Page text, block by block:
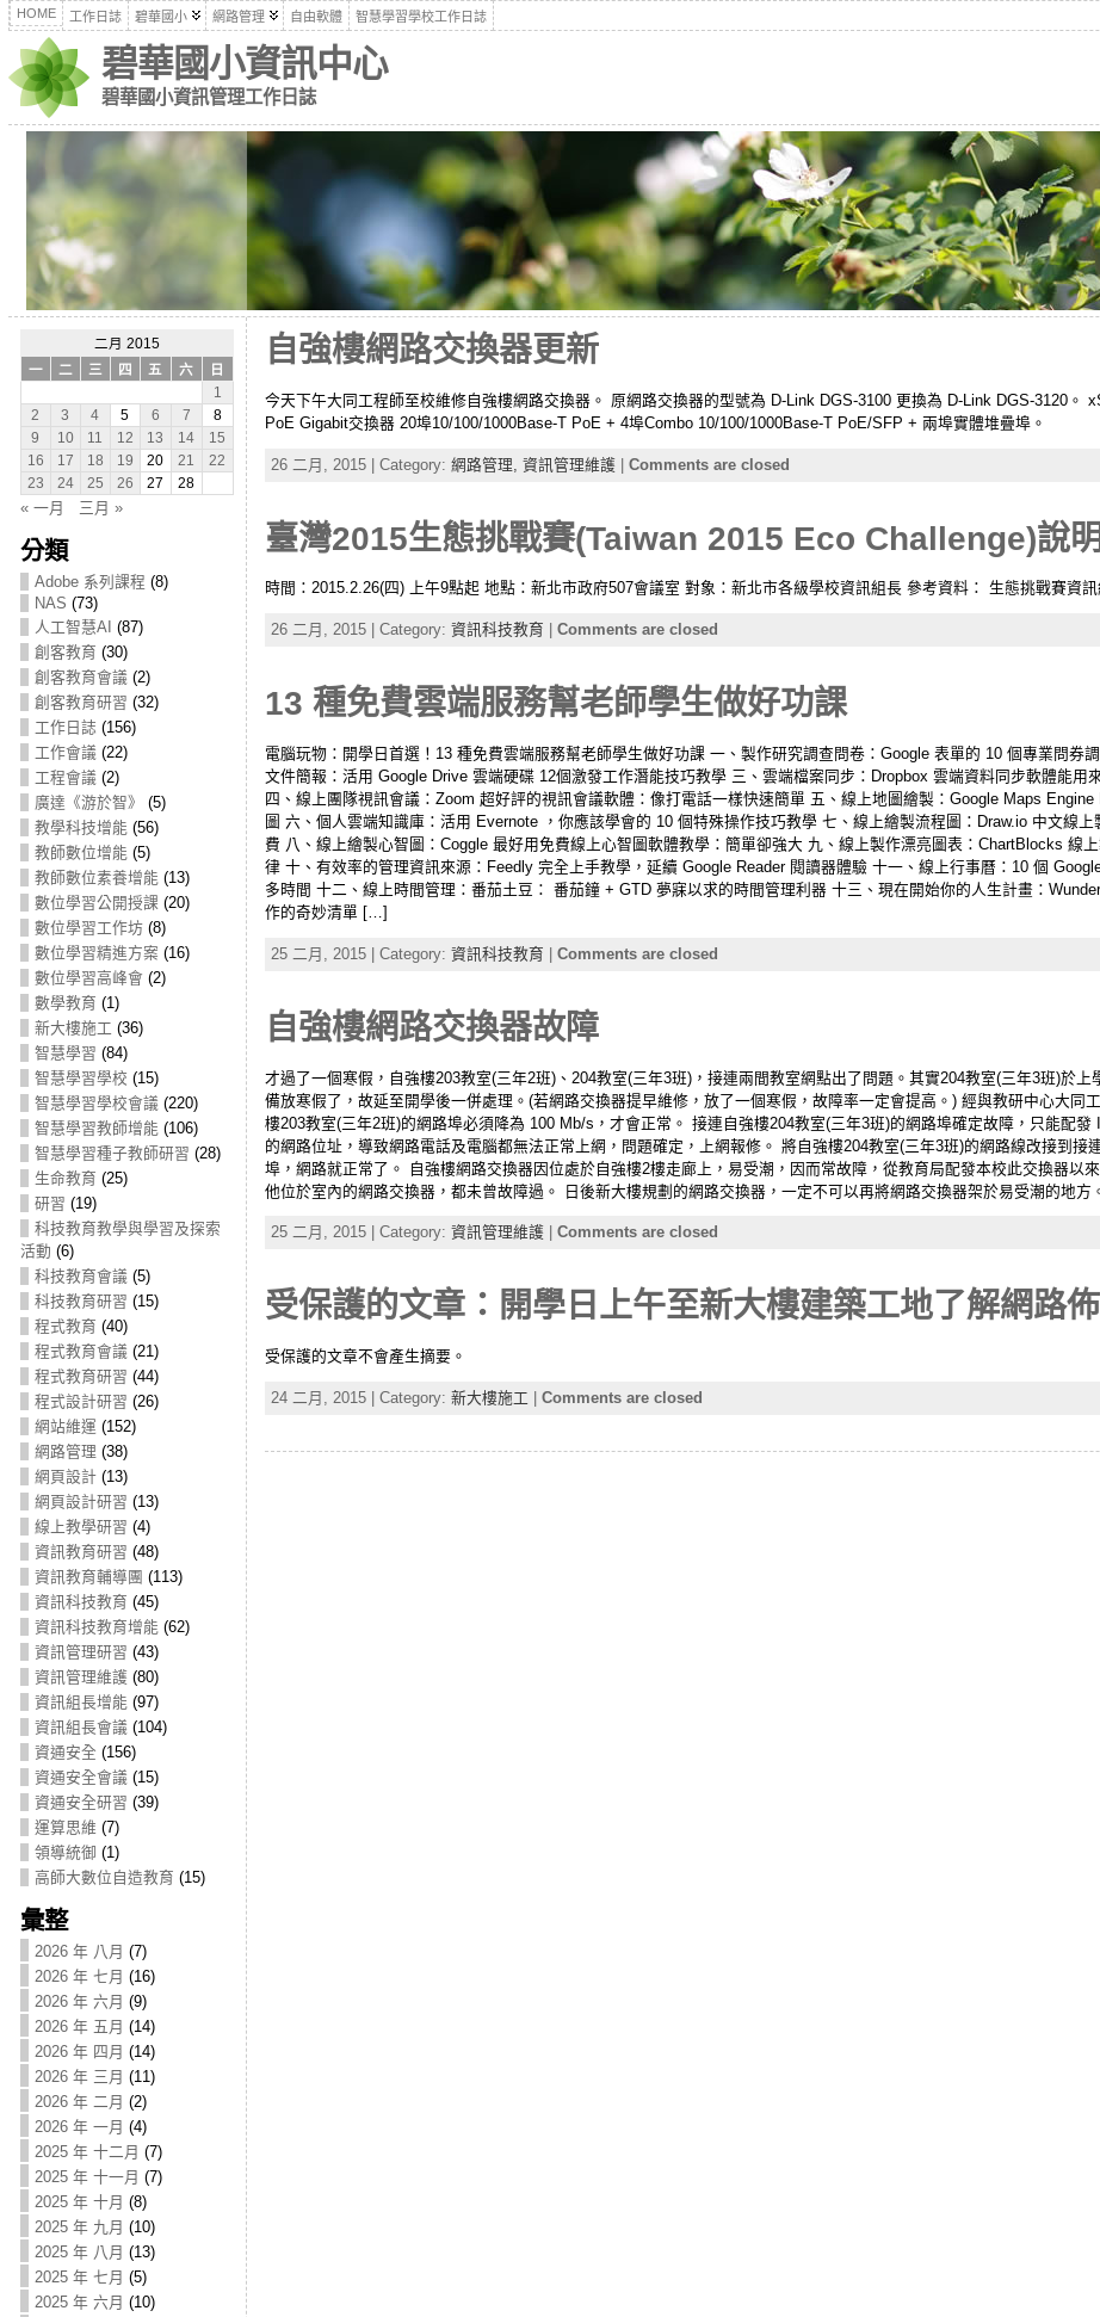
HOME 工作日誌 碧華國小 網路管理 自由軟體 智慧學習學校工作日誌
碧華國小資訊中心
碧華國小資訊管理工作日誌
二月 2015
一
二 三 四 五 六
日
1
2
3 4 5 6 7
8
9
10 11 12 13 14
15
16
17 18 19 20 21
22
23
24 25 26 27 28
« 一月 三月 »
分類
Adobe 系列課程 (8)
NAS (73)
人工智慧AI (87)
創客教育 (30)
創客教育會議 (2)
創客教育研習 (32)
工作日誌 (156)
工作會議 (22)
工程會議 (2)
廣達《游於智》
(5)
教學科技增能(56)
教師數位增能(5)
教師數位素養增能(13)
數位學習公開授課 (20)
數位學習工作坊(8)
數位學習精進方案 (16)
數位學習高峰會 (2)
數學教育 (1)
新大樓施工 (36)
智慧學習 (84)
智慧學習學校 (15)
智慧學習學校會議 (220)
智慧學習教師增能(106)
智慧學習種子教師研習 (28)
生命教育 (25)
研習 (19)
科技教育教學與學習及探索
活動 (6)
科技教育會議 (5)
科技教育研習 (15)
程式教育 (40)
程式教育會議 (21)
程式教育研習 (44)
程式設計研習 (26)
網站維運 (152)
網路管理 (38)
網頁設計(13)
網頁設計研習 (13)
線上教學研習 (4)
資訊教育研習 (48)
資訊教育輔導團 (113)
資訊科技教育 (45)
資訊科技教育增能(62)
資訊管理研習 (43)
資訊管理維護(80)
資訊組長增能(97)
資訊組長會議 (104)
資通安全 (156)
資通安全會議 (15)
資通安全研習 (39)
運算思維 (7)
領導統御 (1)
高師大數位自造教育 (15)
彙整
2026 年 八月 (7)
2026 年 七月 (16)
2026 年 六月 (9)
2026 年 五月 (14)
2026 年 四月 (14)
2026 年 三月 (11)
2026 年 二月 (2)
2026 年 一月 (4)
2025 年 十二月 (7)
2025 年 十一月 (7)
2025 年 十月 (8)
2025 年 九月 (10)
2025 年 八月 (13)
2025 年 七月 (5)
2025 年 六月 (10)
自強樓網路交換器更新
今天下午大同工程師至校維修自強樓網路交換器。 原網路交換器的型號為 D-Link DGS-3100 更換為 D-Link DGS-3120。
PoE Gigabit交換器 20埠10/100/1000Base-T PoE + 4埠Combo 10/100/1000Base-T PoE/SFP + 兩埠實體堆疊埠。
26 二月, 2015 | Category: 網路管理, 資訊管理維護| Comments are closed
臺灣2015生態挑戰賽(Taiwan 2015 Eco Challenge)說
時間：2015.2.26(四) 上午9點起 地點：新北市政府507會議室 對象：新北市各級學校資訊組長 參考資料： 生態挑戰賽資
26 二月, 2015 | Category: 資訊科技教育 Comments are closed
13 種免費雲端服務幫老師學生做好功課
電腦玩物：開學日首選！13 種免費雲端服務幫老師學生做好功課 一、製作研究調查問卷：Google 表單的 10 個專業問券
文件簡報：活用 Google Drive 雲端硬碟 12個激發工作潛能技巧教學 三、雲端檔案同步：Dropbox 雲端資料同步軟體能用
四、線上團隊視訊會議：Zoom 超好評的視訊會議軟體：像打電話一樣快速簡單 五、線上地圖繪製：Google Maps
圖 六、個人雲端知識庫：活用 Evernote ，你應該學會的 10 個特殊操作技巧教學 七、線上繪製流程圖：Draw.io 中文線
費 八、線上繪製心智圖：Coggle 最好用免費線上心智圖軟體教學：簡單卻強大 九、線上製作漂亮圖表：ChartBlocks 線
律 十、有效率的管理資訊來源：Feedly 完全上手教學，延續 Google Reader 閱讀器體驗 十一、線上行事曆：10 個
多時間 十二、線上時間管理：番茄土豆： 番茄鐘 + GTD 夢寐以求的時間管理利器 十三、現在開始你的人生計畫：
作的奇妙清單 […]
25 二月, 2015 | Category: 資訊科技教育 Comments are closed
自強樓網路交換器故障
才過了一個寒假，自強樓203教室(三年2班)、204教室(三年3班)，接連兩間教室網點出了問題。其實204教室(三年3班)於
備放寒假了，故延至開學後一併處理。(若網路交換器提早維修，放了一個寒假，故障率一定會提高。) 經與教研中心大同
樓203教室(三年2班)的網路埠必須降為 100 Mb/s，才會正常。 接連自強樓204教室(三年3班)的網路埠確定故障，只能配
的網路位址，導致網路電話及電腦都無法正常上網，問題確定，上網報修。 將自強樓204教室(三年3班)的網路線改接到接
埠，網路就正常了。 自強樓網路交換器因位處於自強樓2樓走廊上，易受潮，因而常故障，從教育局配發本校此交換器以
他位於室內的網路交換器，都未曾故障過。 日後新大樓規劃的網路交換器，一定不可以再將網路交換器架於易受潮的地方
25 二月, 2015 | Category: 資訊管理維護| Comments are closed
受保護的文章：開學日上午至新大樓建築工地了解網路
受保護的文章不會產生摘要。
24 二月, 2015 | Category: 新大樓施工 Comments are closed